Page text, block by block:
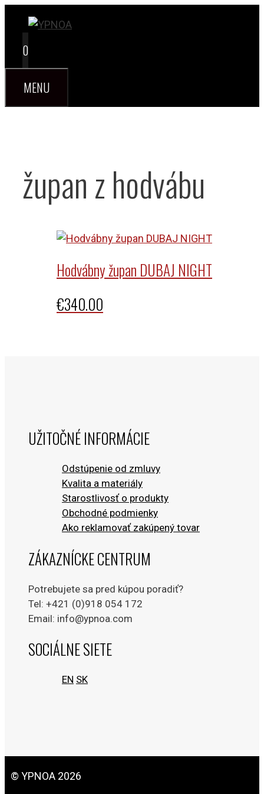
obsah
0
MENU
župan z hodvábu
Hodvábny župan DUBAJ NIGHT
€340.00
UŽITOČNÉ INFORMÁCIE
Odstúpenie od zmluvy
Kvalita a materiály
Starostlivosť o produkty
Obchodné podmienky
Ako reklamovať zakúpený tovar
ZÁKAZNÍCKE CENTRUM
Potrebujete sa pred kúpou poradiť?
Tel: +421 (0)918 054 172
Email: info@ypnoa.com
SOCIÁLNE SIETE
EN SK
© YPNOA 2026